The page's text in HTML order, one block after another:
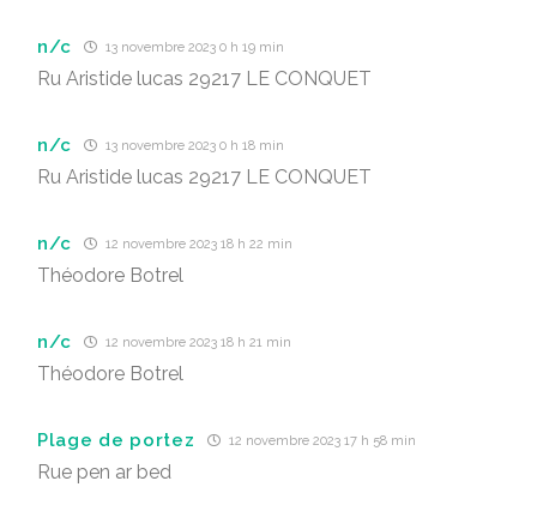
n/c 13 novembre 2023 0 h 19 min
Ru Aristide lucas 29217 LE CONQUET
n/c 13 novembre 2023 0 h 18 min
Ru Aristide lucas 29217 LE CONQUET
n/c 12 novembre 2023 18 h 22 min
Théodore Botrel
n/c 12 novembre 2023 18 h 21 min
Théodore Botrel
Plage de portez 12 novembre 2023 17 h 58 min
Rue pen ar bed